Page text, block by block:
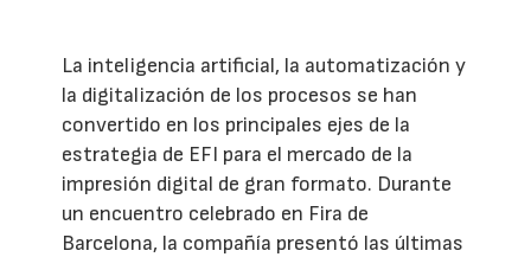
La inteligencia artificial, la automatización y
la digitalización de los procesos se han
convertido en los principales ejes de la
estrategia de EFI para el mercado de la
impresión digital de gran formato. Durante
un encuentro celebrado en Fira de
Barcelona, la compañía presentó las últimas